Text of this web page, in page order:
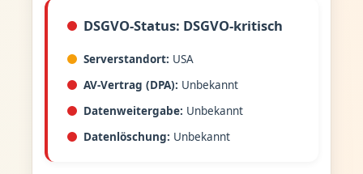
DSGVO-Status: DSGVO-kritisch
Serverstandort: USA
AV-Vertrag (DPA): Unbekannt
Datenweitergabe: Unbekannt
Datenlöschung: Unbekannt